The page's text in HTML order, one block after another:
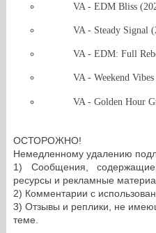
VA - EDM Bliss
VA - Steady Signal
VA - EDM: Full
VA - Weekend
VA - Golden Hour
ОСТОРОЖНО!
Немедленному удалению
1) Сообщения,
ресурсы и рекламные
2) Комментарии с
3) Отзывы и реплики, не
теме.